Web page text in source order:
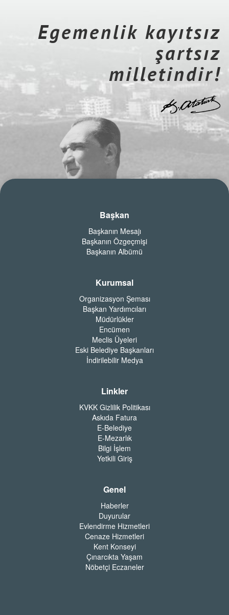
Egemenlik kayıtsız
şartsız
milletindir!
Başkan
Başkanın Mesajı
Başkanın Özgeçmişi
Başkanın Albümü
Kurumsal
Organizasyon Şeması
Başkan Yardımcıları
Müdürlükler
Encümen
Meclis Üyeleri
Eski Belediye Başkanları
İndirilebilir Medya
Linkler
KVKK Gizlilik Politikası
Askıda Fatura
E-Belediye
E-Mezarlık
Bilgi İşlem
Yetkili Giriş
Genel
Haberler
Duyurular
Evlendirme Hizmetleri
Cenaze Hizmetleri
Kent Konseyi
Çınarcıkta Yaşam
Nöbetçi Eczaneler